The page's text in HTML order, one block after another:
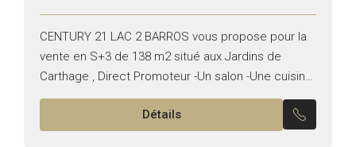
CENTURY 21 LAC 2 BARROS vous propose pour la
vente en S+3 de 138 m2 situé aux Jardins de
Carthage , Direct Promoteur -Un salon -Une cuisine
équipée -Une suite parentale -Deux...
Détails